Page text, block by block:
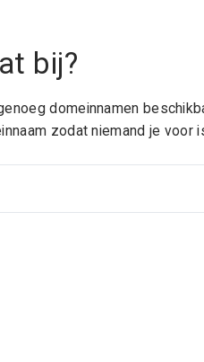
bij?
domeinnamen
zodat niemand je voor